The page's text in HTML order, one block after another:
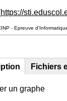
https://
- Epreuve
principal
(onglet
actif)
Fichiers
un graphe